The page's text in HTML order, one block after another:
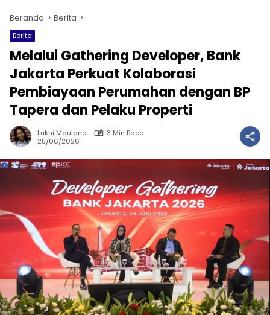
Beranda Berita
Berita
Melalui Gathering Developer, Bank
Jakarta Perkuat Kolaborasi
Pembiayaan Perumahan dengan BP
Tapera dan Pelaku Properti
Lukni Maulana
3 Min Baca
25/06/2026